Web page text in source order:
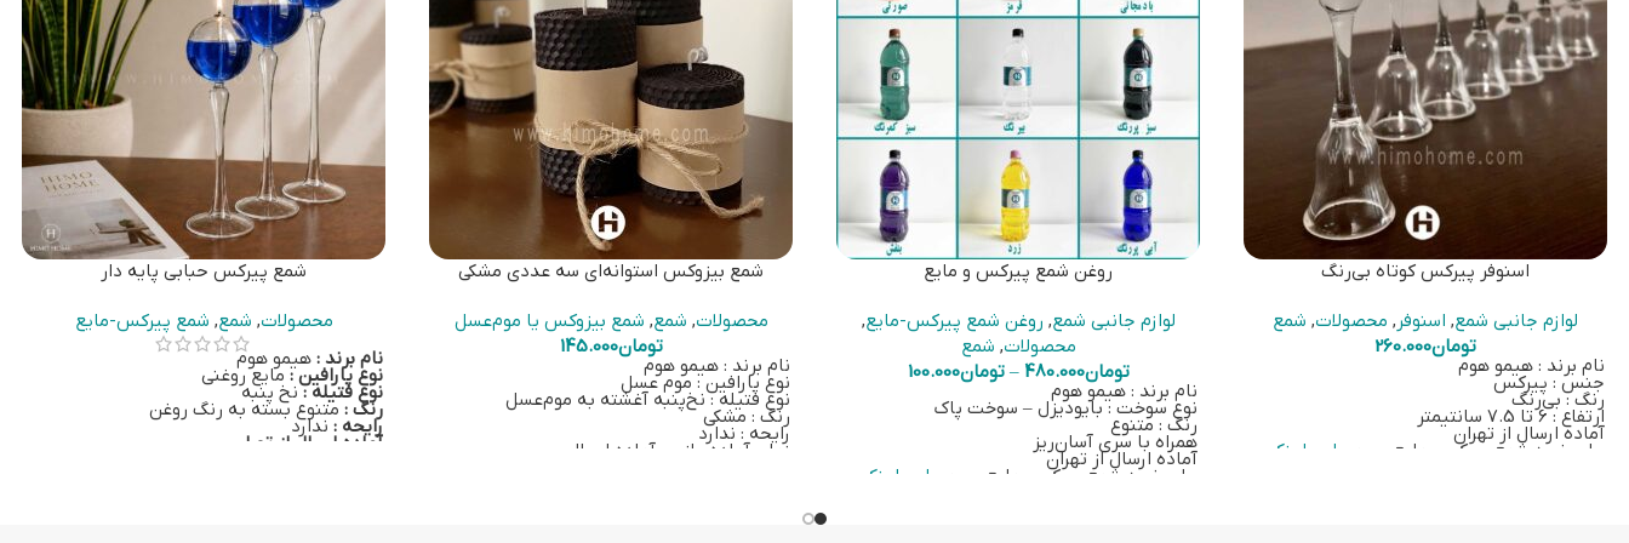
اسنوفر پیرکس کوتاه بی‌رنگ
لوازم جانبی شمع, اسنوفر , محصولات, شمع
تومان260.000
نام برند : هیمو هوم
جنس : پیرکس
رنگ : بی‌رنگ
ارتفاع : 6 تا 7.5 سانتیمتر
آماده ارسال از تهران
برای خرید شمع پیرکس-مایع بر روی این لینک
روغن شمع پیرکس و مایع
لوازم جانبی شمع, روغن شمع پیرکس-مایع,
محصولات, شمع
تومان480.000
– تومان100.000
نام برند : هیمو هوم
نوع سوخت : بایودیزل – سوخت پاک
رنگ : متنوع
همراه با سری آسان‌ریز
آماده ارسال از تهران
برای خرید شمع پیرکس-مایع بر روی این لینک
شمع بیزوکس استوانه‌ای سه عددی مشکی
محصولات, شمع, شمع بیزوکس یا موم‌عسل
تومان145.000
نام برند : هیمو هوم
نوع پارافین : موم عسل
نوع فتیله : نخ‌پنبه آغشته به موم‌عسل
رنگ : مشکی
رایحه : ندارد
زمان آماده‌سازی : آماده ارسال
شمع پیرکس حبابی پایه دار
محصولات, شمع, شمع پیرکس-مایع
نام برند : هیمو هوم
نوع پارافین : مایع روغنی
نوع فتیله :نخ پنبه
رنگ : متنوع بسته به رنگ روغن
رایحه : ندارد
آماده ارسال از تهران